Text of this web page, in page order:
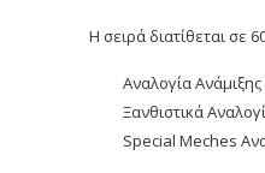
Η σειρά διατίθεται σε
Αναλογία Ανάμιξης
Ξανθιστικά
Special Meches